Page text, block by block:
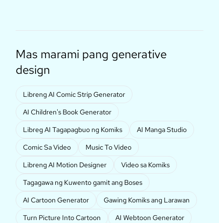
Mas marami pang generative
design
Libreng AI Comic Strip Generator
AI Children's Book Generator
Libreg AI Tagapagbuo ng Komiks
AI Manga Studio
Comic Sa Video
Music To Video
Libreng AI Motion Designer
Video sa Komiks
Tagagawa ng Kuwento gamit ang Boses
AI Cartoon Generator
Gawing Komiks ang Larawan
Turn Picture Into Cartoon
AI Webtoon Generator